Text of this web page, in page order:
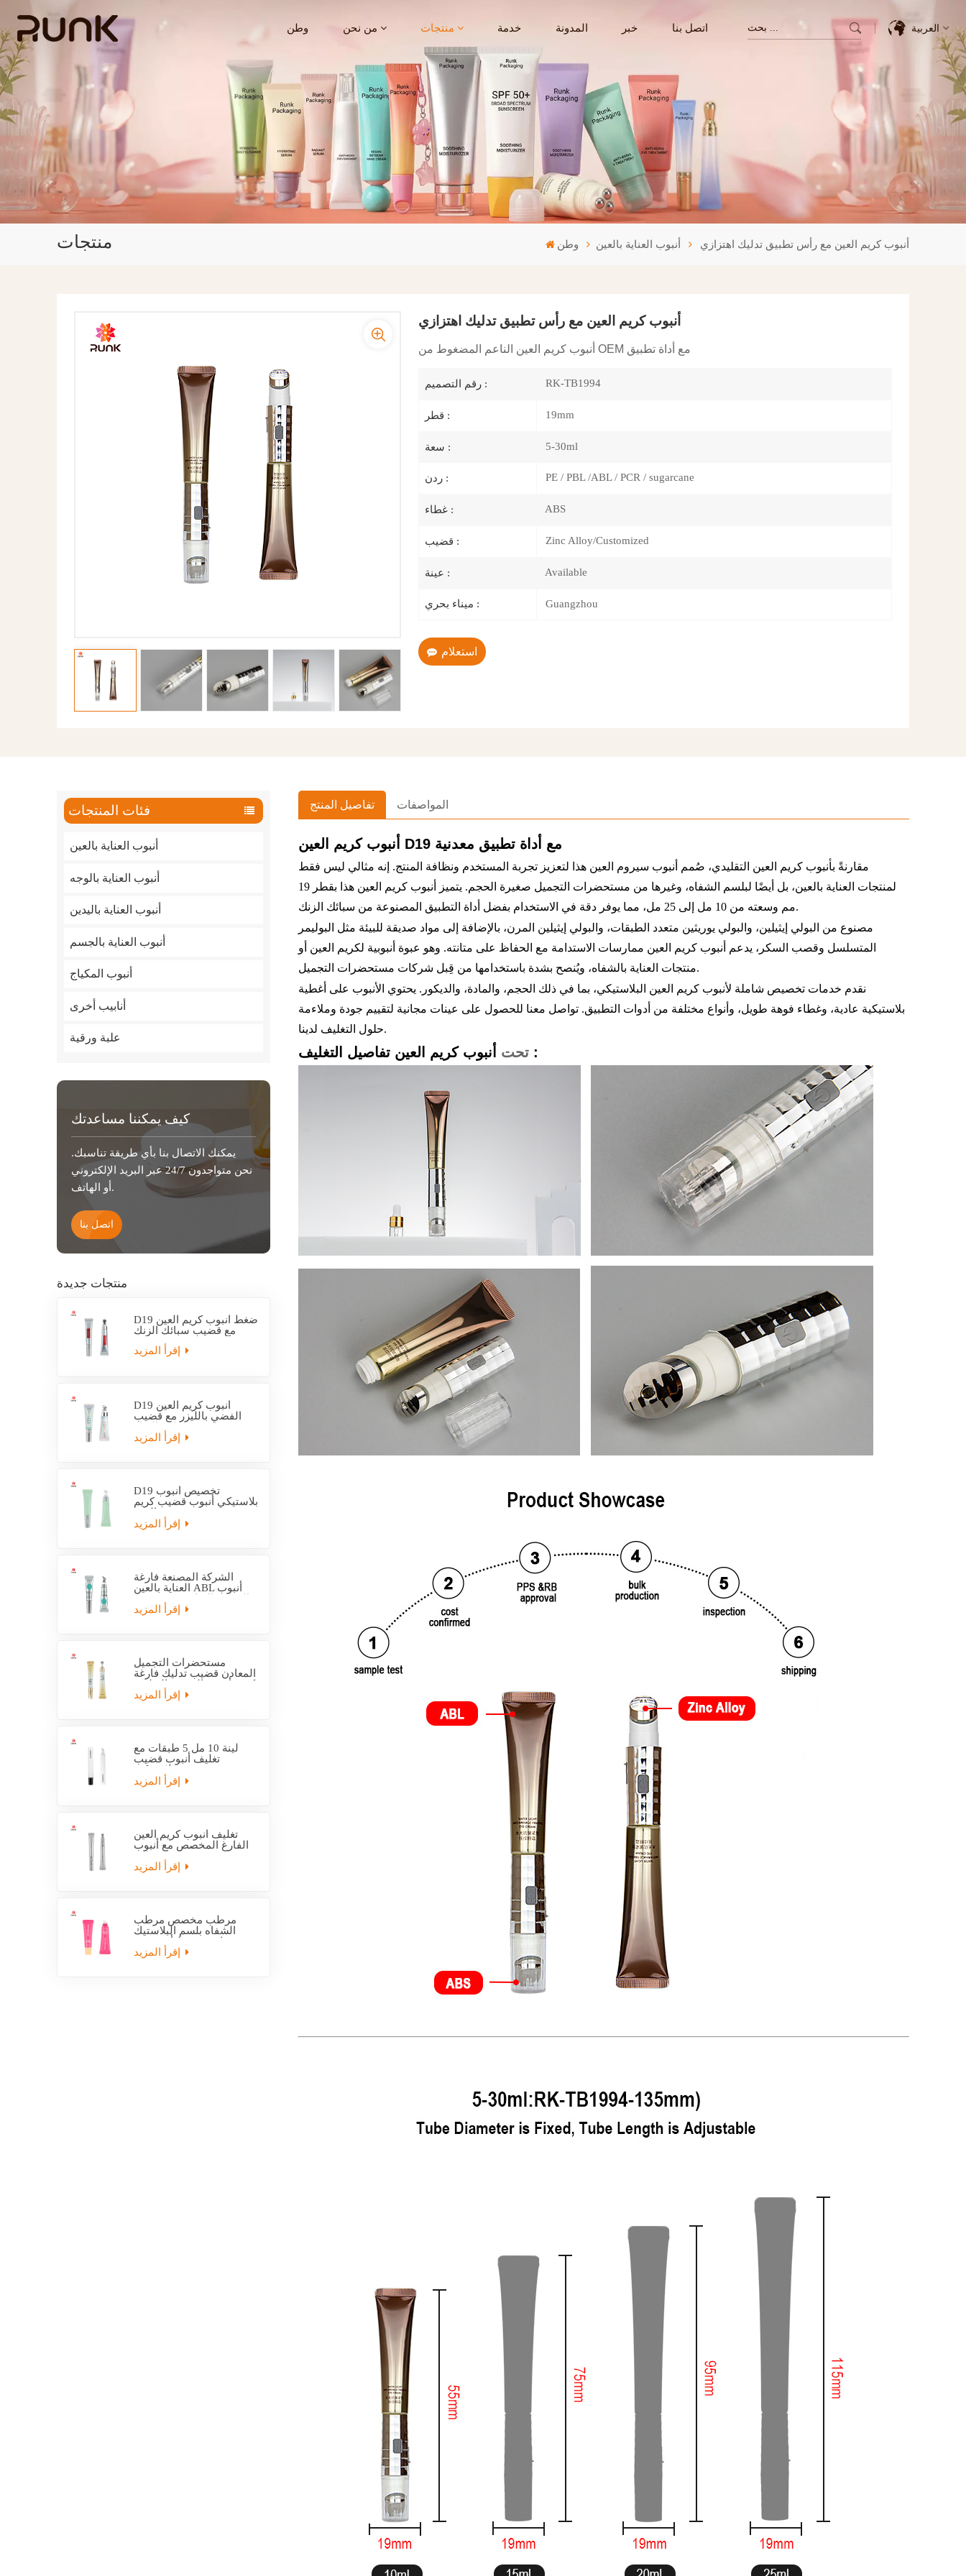
وطن من نحن منتجات خدمة المدونة خبر اتصل بنا العربية
English
Français
Italiano
Pусский
منتجات وطن أنبوب العناية بالعين أنبوب كريم العين مع رأس تطبيق تدليك اهتزازي
أنبوب كريم العين مع رأس تطبيق تدليك اهتزازي
أنبوب كريم العين الناعم المضغوط من OEM مع أداة تطبيق
رقم التصميم : RK-TB1994
قطر : 19mm
سعة : 5-30ml
ردن : PE / PBL /ABL / PCR / sugarcane
غطاء : ABS
قضيب : Zinc Alloy/Customized
عينة : Available
ميناء بحري : Guangzhou
استعلام
فئات المنتجات
أنبوب العناية بالعين
أنبوب العناية بالوجه
أنبوب العناية باليدين
أنبوب العناية بالجسم
أنبوب المكياج
أنابيب أخرى
علبة ورقية
كيف يمكننا مساعدتك
يمكنك الاتصال بنا بأي طريقة تناسبك.
نحن متواجدون 24/7 عبر البريد الإلكتروني
أو الهاتف.
اتصل بنا
منتجات جديدة
D19 ضغط أنبوب كريم العين
مع قضيب سبائك الزنك
D19 أنبوب كريم العين
الفضي بالليزر مع قضيب
D19 تخصيص أنبوب
بلاستيكي أنبوب قضيب كريم
العين
الشركة المصنعة فارغة
العناية بالعين ABL أنبوب
التعبئة والتغليف مع قضيب
التدليك
مستحضرات التجميل
المعادن قضيب تدليك فارغة
كريم أنبوب التعبئة والتغليف
لينة 10 مل 5 طبقات مع
تغليف أنبوب قضيب
تغليف أنبوب كريم العين
الفارغ المخصص مع أنبوب
مرطب مخصص مرطب
الشفاه بلسم البلاستيك
فارغة ضغط أنبوب مع
قضيب
تفاصيل المنتج المواصفات
أنبوب كريم العين D19 مع أداة تطبيق معدنية
مقارنةً بأنبوب كريم العين التقليدي، صُمم أنبوب سيروم العين هذا لتعزيز تجربة المستخدم ونظافة المنتج. إنه مثالي ليس فقط
لمنتجات العناية بالعين، بل أيضًا لبلسم الشفاه، وغيرها من مستحضرات التجميل صغيرة الحجم. يتميز أنبوب كريم العين هذا بقطر 19
مم وسعته من 10 مل إلى 25 مل، مما يوفر دقة في الاستخدام بفضل أداة التطبيق المصنوعة من سبائك الزنك.
مصنوع من البولي إيثيلين، والبولي يوريثين متعدد الطبقات، والبولي إيثيلين المرن، بالإضافة إلى مواد صديقة للبيئة مثل البوليمر
المتسلسل وقصب السكر، يدعم أنبوب كريم العين ممارسات الاستدامة مع الحفاظ على متانته. وهو عبوة أنبوبية لكريم العين أو
منتجات العناية بالشفاه، ويُنصح بشدة باستخدامها من قِبل شركات مستحضرات التجميل.
نقدم خدمات تخصيص شاملة لأنبوب كريم العين البلاستيكي، بما في ذلك الحجم، والمادة، والديكور. يحتوي الأنبوب على أغطية
بلاستيكية عادية، وغطاء فوهة طويل، وأنواع مختلفة من أدوات التطبيق. تواصل معنا للحصول على عينات مجانية لتقييم جودة وملاءمة
حلول التغليف لدينا.
تحت أنبوب كريم العين تفاصيل التغليف :